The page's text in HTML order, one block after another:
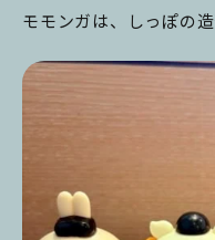
モモンガは、しっぽの造